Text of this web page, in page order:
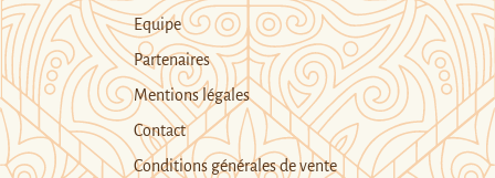
Equipe
Partenaires
Mentions légales
Contact
Conditions générales de vente